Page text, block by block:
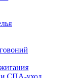
и СПА-уход